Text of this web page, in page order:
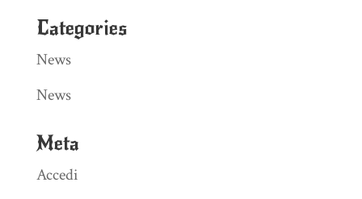
Categories
News
News
Meta
Accedi